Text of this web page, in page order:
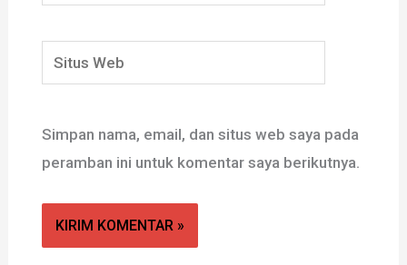
Situs
Web
Simpan nama, email, dan situs web saya pada
peramban ini untuk komentar saya berikutnya.